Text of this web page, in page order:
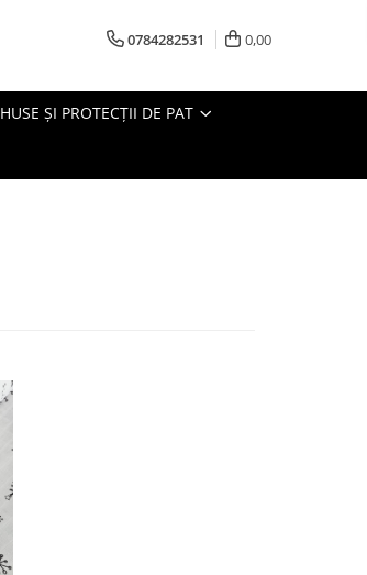
0784282531 0,00
HUSE ȘI PROTECȚII DE PAT